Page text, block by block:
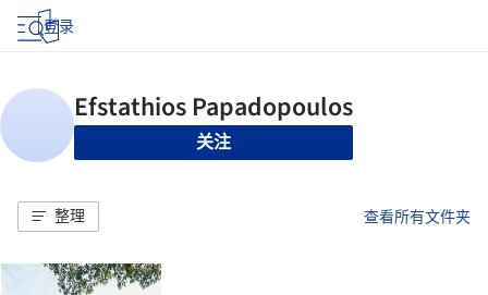
登录
关注
整理 查看所有文件夹